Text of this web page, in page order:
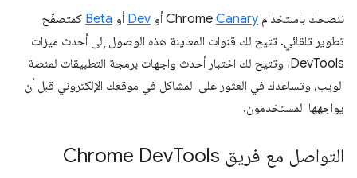
ننصحك باستخدام Chrome Canary أو Dev أو Beta كمتصفّح
تطوير تلقائي. تتيح لك قنوات المعاينة هذه الوصول إلى أحدث ميزات
DevTools، وتتيح لك اختبار أحدث واجهات برمجة التطبيقات لمنصة
الويب، وتساعدك في العثور على المشاكل في موقعك الإلكتروني قبل أن
يواجهها المستخدمون.
التواصل مع فريق Chrome Dev Tools